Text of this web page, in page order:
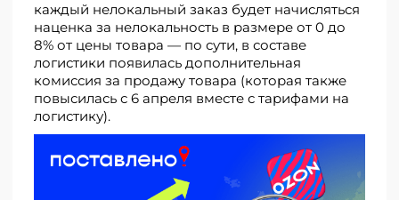
каждый нелокальный заказ будет начисляться
наценка за нелокальность в размере от 0 до
8% от цены товара — по сути, в составе
логистики появилась дополнительная
комиссия за продажу товара (которая также
повысилась с 6 апреля вместе с тарифами на
логистику).